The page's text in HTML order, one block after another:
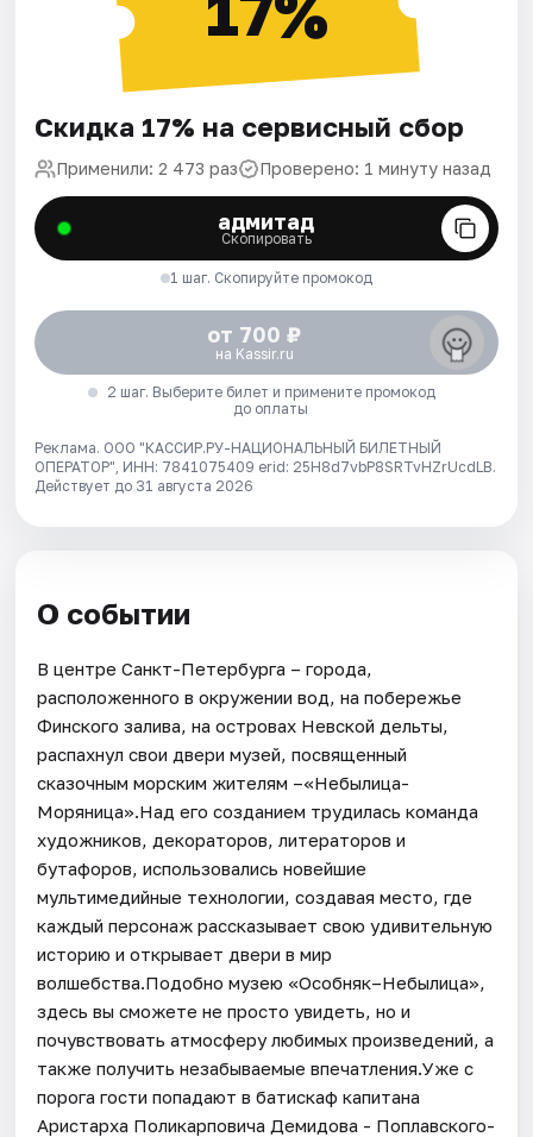
Скидка 17% на сервисный сбор
Применили: 2 473 раз Проверено: 1 минуту назад
адмитад
Скопировать
1 шаг. Скопируйте промокод
от 700 ₽
на Kassir.ru
2 шаг. Выберите билет и примените промокод
до оплаты
Реклама. ООО "КАССИР.РУ-НАЦИОНАЛЬНЫЙ БИЛЕТНЫЙ
ОПЕРАТОР", ИНН: 7841075409 erid: 25H8d7vbP8SRTvHZrUcdLB.
Действует до 31 августа 2026
О событии
В центре Санкт-Петербурга – города,
расположенного в окружении вод, на побережье
Финского залива, на островах Невской дельты,
распахнул свои двери музей, посвященный
сказочным морским жителям –«Небылица-
Моряница».Над его созданием трудилась команда
художников, декораторов, литераторов и
бутафоров, использовались новейшие
мультимедийные технологии, создавая место, где
каждый персонаж рассказывает свою удивительную
историю и открывает двери в мир
волшебства.Подобно музею «Особняк–Небылица»,
здесь вы сможете не просто увидеть, но и
почувствовать атмосферу любимых произведений, а
также получить незабываемые впечатления.Уже с
порога гости попадают в батискаф капитана
Аристарха Поликарповича Демидова - Поплавского-